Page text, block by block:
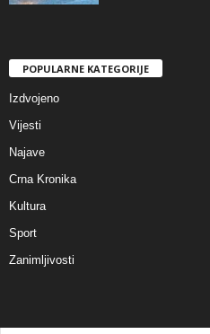
POPULARNE KATEGORIJE
Izdvojeno
Vijesti
Najave
Crna Kronika
Kultura
Sport
Zanimljivosti